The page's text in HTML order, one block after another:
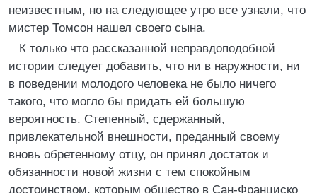
неизвестным, но на следующее утро все узнали, что
мистер Томсон нашел своего сына.
К только что рассказанной неправдоподобной
истории следует добавить, что ни в наружности, ни
в поведении молодого человека не было ничего
такого, что могло бы придать ей большую
вероятность. Степенный, сдержанный,
привлекательной внешности, преданный своему
вновь обретенному отцу, он принял достаток и
обязанности новой жизни с тем спокойным
достоинством, которым общество в Сан-Франциско